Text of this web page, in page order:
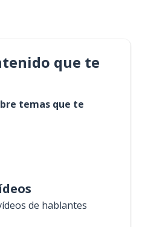
que te
temas que te
de hablantes